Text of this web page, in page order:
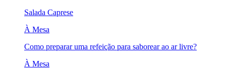
Salada Caprese
À Mesa
Como preparar uma refeição para saborear ao ar livre?
À Mesa